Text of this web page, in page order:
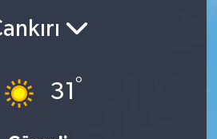
31°